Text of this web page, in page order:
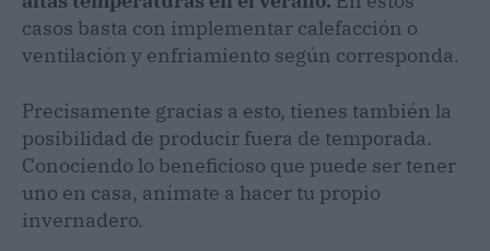
casos basta con implementar calefacción o
ventilación y enfriamiento según corresponda.
Precisamente gracias a esto, tienes también la
posibilidad de producir fuera de temporada.
Conociendo lo beneficioso que puede ser tener
uno en casa, anímate a hacer tu propio
invernadero.